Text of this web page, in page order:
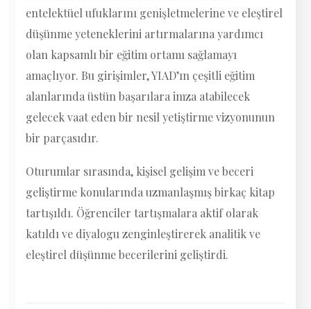
entelektüel ufuklarını genişletmelerine ve eleştirel
düşünme yeteneklerini artırmalarına yardımcı
olan kapsamlı bir eğitim ortamı sağlamayı
amaçlıyor. Bu girişimler, YIAD’ın çeşitli eğitim
alanlarında üstün başarılara imza atabilecek
gelecek vaat eden bir nesil yetiştirme vizyonunun
bir parçasıdır.
Oturumlar sırasında, kişisel gelişim ve beceri
geliştirme konularında uzmanlaşmış birkaç kitap
tartışıldı. Öğrenciler tartışmalara aktif olarak
katıldı ve diyalogu zenginleştirerek analitik ve
eleştirel düşünme becerilerini geliştirdi.